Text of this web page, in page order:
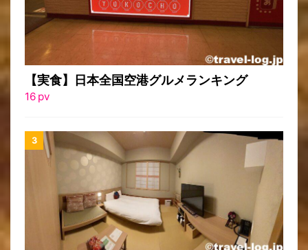
【実食】日本全国空港グルメランキング
16 pv